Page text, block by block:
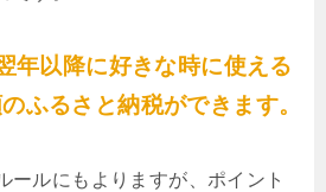
年以降に好きな時に使える
ふるさと納税ができます。
ールにもよりますが、ポイント